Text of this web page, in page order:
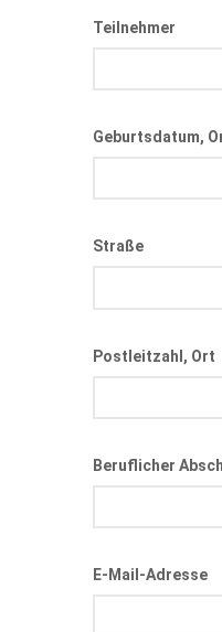
Teilnehmer
Geburtsdatum,
Straße
Postleitzahl, Ort
Beruflicher
E-Mail-Adresse